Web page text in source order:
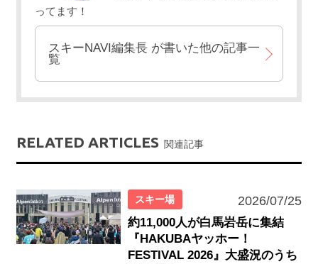
ってます！
スキーNAVI編集長 が書いた他の記事一
覧
RELATED ARTICLES 関連記事
スキー場 2026/07/25
約11,000人が白馬岩岳に集結
『HAKUBAヤッホー！
FESTIVAL 2026』大盛況のうち